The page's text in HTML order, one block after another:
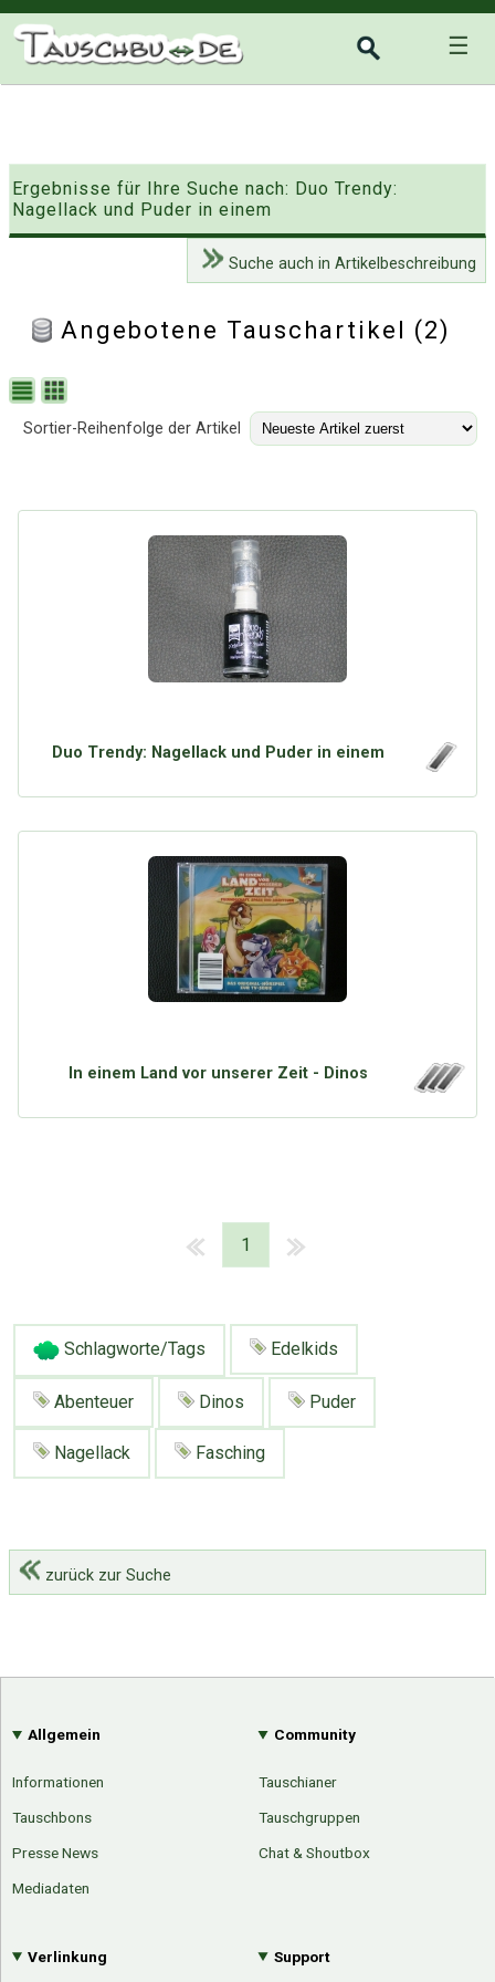
☰
Ergebnisse für Ihre Suche nach: Duo Trendy:
Nagellack und Puder in einem
Suche auch in Artikelbeschreibung
Angebotene Tauschartikel (2)
Sortier-Reihenfolge der Artikel
Duo Trendy: Nagellack und Puder in einem
In einem Land vor unserer Zeit - Dinos
1
Schlagworte/Tags Edelkids
Abenteuer Dinos Puder
Nagellack Fasching
zurück zur Suche
Allgemein
Informationen
Tauschbons
Presse News
Mediadaten
Community
Tauschianer
Tauschgruppen
Chat & Shoutbox
Verlinkung Support